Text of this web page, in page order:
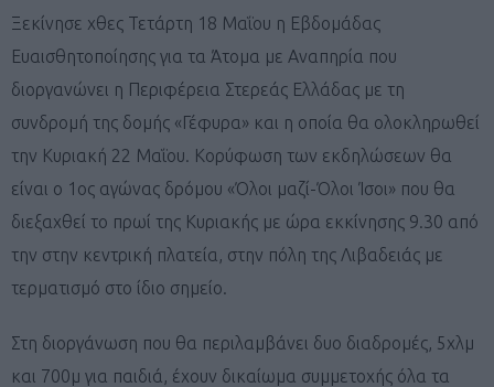
Ξεκίνησε χθες Τετάρτη 18 Μαΐου η Εβδομάδας
Ευαισθητοποίησης για τα Άτομα με Αναπηρία που
διοργανώνει η Περιφέρεια Στερεάς Ελλάδας με τη
συνδρομή της δομής «Γέφυρα» και η οποία θα ολοκληρωθεί
την Κυριακή 22 Μαΐου. Κορύφωση των εκδηλώσεων θα
είναι ο 1ος αγώνας δρόμου «Όλοι μαζί-Όλοι Ίσοι» που θα
διεξαχθεί το πρωί της Κυριακής με ώρα εκκίνησης 9.30 από
την στην κεντρική πλατεία, στην πόλη της Λιβαδειάς με
τερματισμό στο ίδιο σημείο.
Στη διοργάνωση που θα περιλαμβάνει δυο διαδρομές, 5χλμ
και 700μ για παιδιά, έχουν δικαίωμα συμμετοχής όλα τα